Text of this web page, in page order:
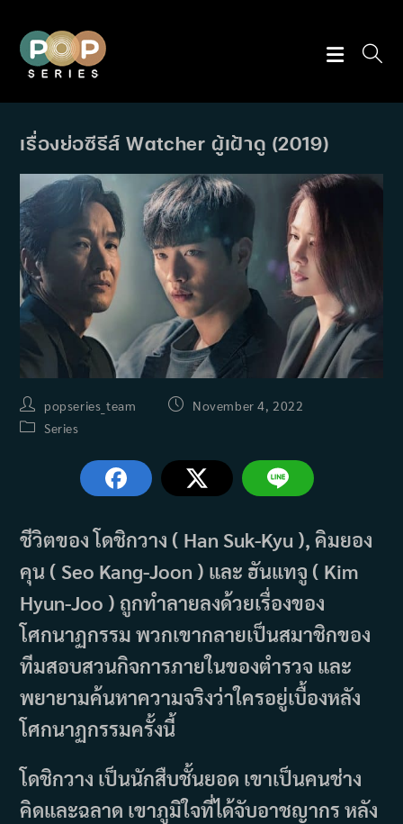
content
เรื่องย่อซีรีส์ Watcher ผู้เฝ้าดู (2019)
Post
author:
popseries_team
PostNovember 4, 2022
PostSeries
ชีวิตของ โดชิกวาง ( Han Suk-Kyu ), คิมยอง
คุน ( Seo Kang-Joon ) และ ฮันแทจู ( Kim
Hyun-Joo ) ถูกทำลายลงด้วยเรื่องของ
โศกนาฏกรรม พวกเขากลายเป็นสมาชิกของ
ทีมสอบสวนกิจการภายในของตำรวจ และ
พยายามค้นหาความจริงว่าใครอยู่เบื้องหลัง
โศกนาฏกรรมครั้งนี้
โดชิกวาง เป็นนักสืบชั้นยอด เขาเป็นคนช่าง
คิดและฉลาด เขาภูมิใจที่ได้จับอาชญากร หลัง